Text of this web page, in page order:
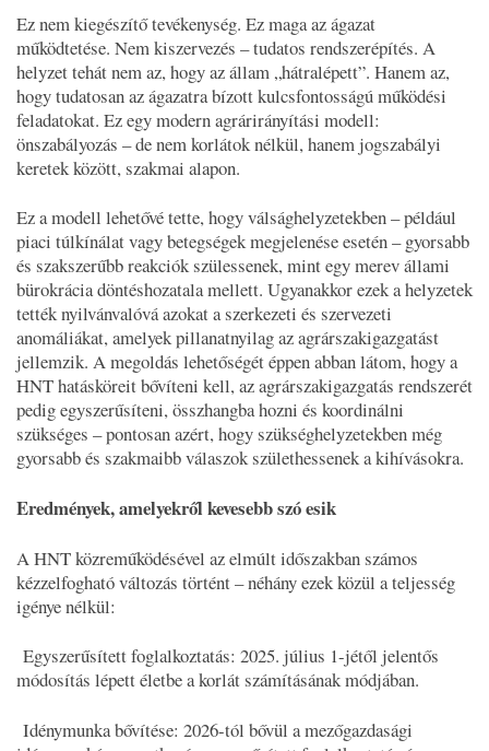
Ez nem kiegészítő tevékenység. Ez maga az ágazat
működtetése. Nem kiszervezés – tudatos rendszerépítés. A
helyzet tehát nem az, hogy az állam „hátralépett”. Hanem az,
hogy tudatosan az ágazatra bízott kulcsfontosságú működési
feladatokat. Ez egy modern agrárirányítási modell:
önszabályozás – de nem korlátok nélkül, hanem jogszabályi
keretek között, szakmai alapon.
Ez a modell lehetővé tette, hogy válsághelyzetekben – például
piaci túlkínálat vagy betegségek megjelenése esetén – gyorsabb
és szakszerűbb reakciók szülessenek, mint egy merev állami
bürokrácia döntéshozatala mellett. Ugyanakkor ezek a helyzetek
tették nyilvánvalóvá azokat a szerkezeti és szervezeti
anomáliákat, amelyek pillanatnyilag az agrárszakigazgatást
jellemzik. A megoldás lehetőségét éppen abban látom, hogy a
HNT hatásköreit bővíteni kell, az agrárszakigazgatás rendszerét
pedig egyszerűsíteni, összhangba hozni és koordinálni
szükséges – pontosan azért, hogy szükséghelyzetekben még
gyorsabb és szakmaibb válaszok születhessenek a kihívásokra.
Eredmények, amelyekről kevesebb szó esik
A HNT közreműködésével az elmúlt időszakban számos
kézzelfogható változás történt – néhány ezek közül a teljesség
igénye nélkül:
Egyszerűsített foglalkoztatás: 2025. július 1-jétől jelentős
módosítás lépett életbe a korlát számításának módjában.
Idénymunka bővítése: 2026-tól bővül a mezőgazdasági